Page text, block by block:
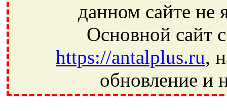
данном сайте не
Основной сайт
https://antalplus.ru,
обновление и